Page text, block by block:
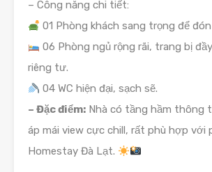
– Công năng chi tiết:
01 Phòng khách sang trọng để
06 Phòng ngủ rộng rãi, trang bị
riêng tư.
04 WC hiện đại, sạch sẽ.
– Đặc điểm: Nhà có tầng hầm thông
áp mái view cực chill, rất phù hợp với
Homestay Đà Lạt.